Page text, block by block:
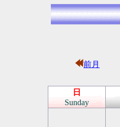
前月
日
Sunday